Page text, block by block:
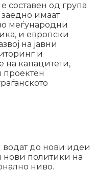
составен од група
имаат
меѓународни
и европски
на јавни
и
на капацитети,
до нови идеи
нови политики на
ниво.